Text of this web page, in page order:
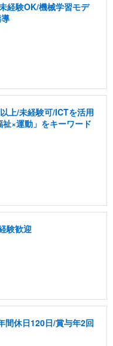
経験OK/機械学習モデ
上/未経験可/ICTを活用
×運動」をキーワード
験歓迎
間休日120日/賞与年2回